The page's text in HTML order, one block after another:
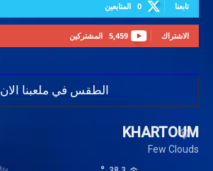
0 المتابعين تابعنا
5,459 المشتركين الاشتراك
الطقس في ملعبنا الان
KHARTOUM
Few Clouds